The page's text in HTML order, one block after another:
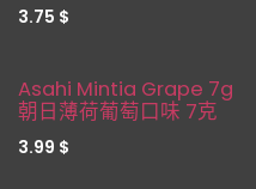
3.75 $
新品！
Asahi Mintia Grape 7g
朝日薄荷葡萄口味 7克
3.99 $